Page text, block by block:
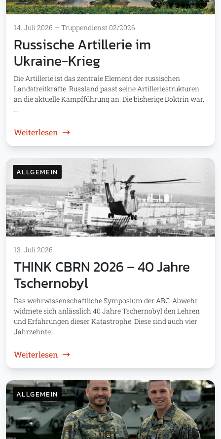
14. Juli 2026 — Truppendienst 02/2026
Russische Artillerie im
Ukraine-Krieg
Die Artillerie ist das zentrale Element der russischen
Landstreitkräfte. Russland passt seine Artilleriestrukturen
an die aktuelle Kampfführung an. Die bisherige Doktrin war,
…
Weiterlesen : Russische Artillerie im Ukraine-Krieg
ALLGEMEIN
13. Juli 2026
THINK CBRN 2026 – 40 Jahre
Tschernobyl
Das wehrwissenschaftliche Symposium der ABC-Abwehr
widmete sich anlässlich 40 Jahre Tschernobyl den Lehren
und Erfahrungen dieser Katastrophe. Diese sind auch vier
Jahrzehnte…
Weiterlesen : THINK CBRN 2026 – 40 Jahre Tschernobyl
ALLGEMEIN